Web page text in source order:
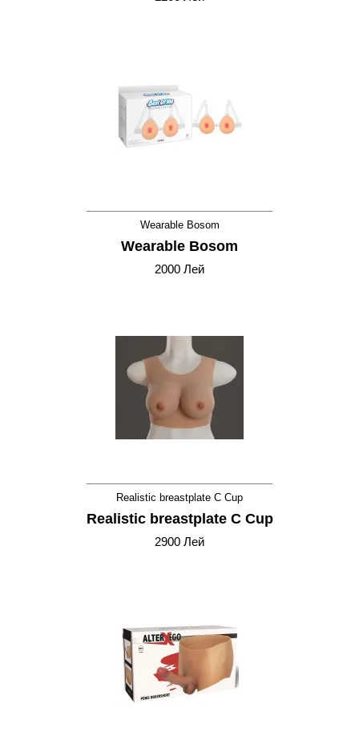
Wearable Bosom
Wearable Bosom
2000 Лей
Realistic breastplate C Cup
Realistic breastplate C Cup
2900 Лей